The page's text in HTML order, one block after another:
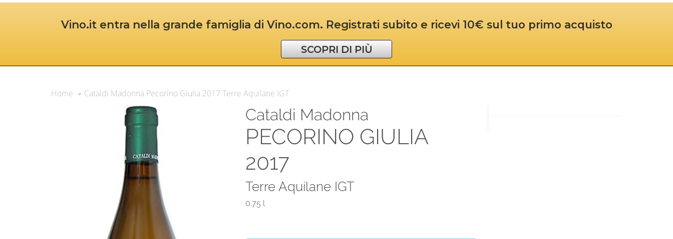
Vino.it entra nella grande famiglia di Vino.com. Registrati subito e ricevi 10€ sul tuo primo acquisto
SCOPRI DI PIÙ
Home Cataldi Madonna Pecorino Giulia 2017 Terre Aquilane IGT
Cataldi Madonna
PECORINO GIULIA
2017
Terre Aquilane IGT
0.75 l